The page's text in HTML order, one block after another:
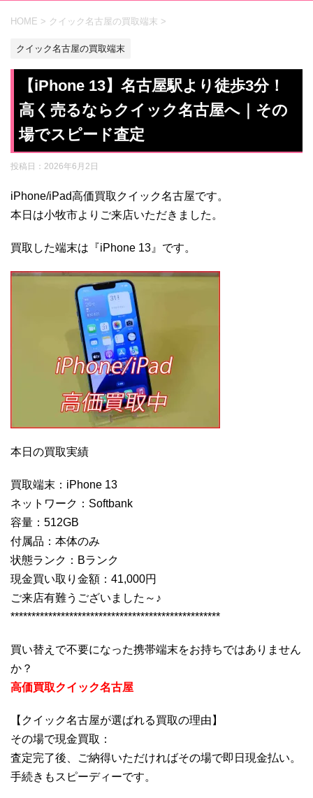
HOME > クイック名古屋の買取端末 >
クイック名古屋の買取端末
【iPhone 13】名古屋駅より徒歩3分！
高く売るならクイック名古屋へ｜その
場でスピード査定
投稿日： 2026年6月2日
iPhone/iPad高価買取クイック名古屋です。
本日は小牧市よりご来店いただきました。
買取した端末は『iPhone 13』です。
本日の買取実績
買取端末：iPhone 13
ネットワーク：Softbank
容量：512GB
付属品：本体のみ
状態ランク：Bランク
現金買い取り金額：41,000円
ご来店有難うございました～♪
**************************************************
買い替えで不要になった携帯端末をお持ちではありません
か？
高価買取クイック名古屋
【クイック名古屋が選ばれる買取の理由】
その場で現金買取：
査定完了後、ご納得いただければその場で即日現金払い。
手続きもスピーディーです。